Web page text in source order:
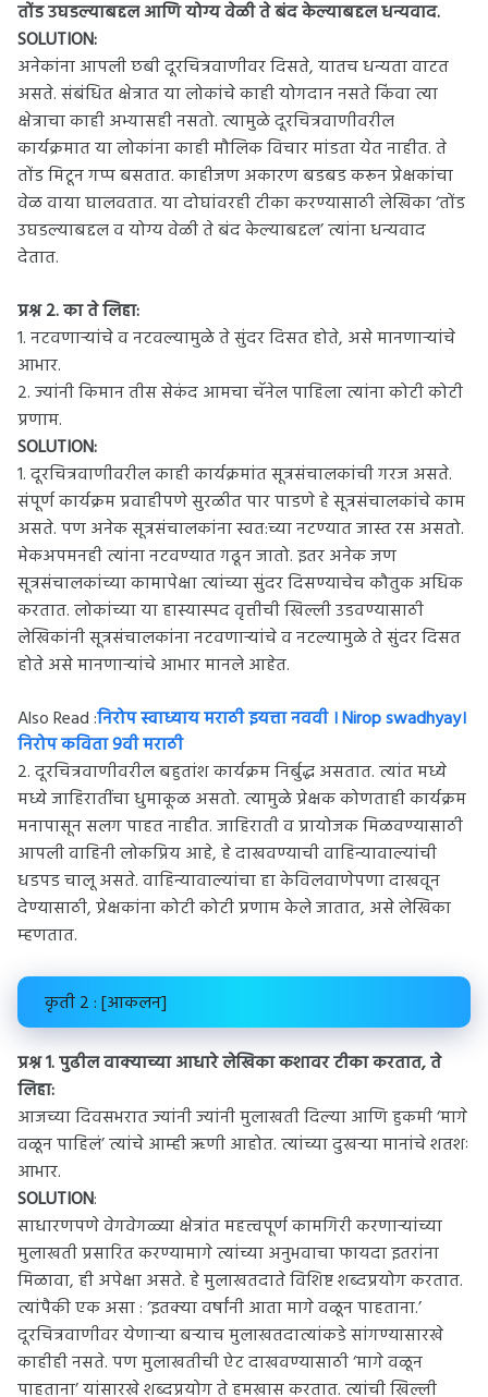
तोंड उघडल्याबद्दल आणि योग्य वेळी ते बंद केल्याबद्दल धन्यवाद.
SOLUTION:
अनेकांना आपली छबी दूरचित्रवाणीवर दिसते, यातच धन्यता वाटत
असते. संबंधित क्षेत्रात या लोकांचे काही योगदान नसते किंवा त्या
क्षेत्राचा काही अभ्यासही नसतो. त्यामुळे दूरचित्रवाणीवरील
कार्यक्रमात या लोकांना काही मौलिक विचार मांडता येत नाहीत. ते
तोंड मिटून गप्प बसतात. काहीजण अकारण बडबड करून प्रेक्षकांचा
वेळ वाया घालवतात. या दोघांवरही टीका करण्यासाठी लेखिका ‘तोंड
उघडल्याबद्दल व योग्य वेळी ते बंद केल्याबद्दल’ त्यांना धन्यवाद
देतात.
प्रश्न 2.का ते लिहा:
1. नटवणाऱ्यांचे व नटवल्यामुळे ते सुंदर दिसत होते, असे मानणाऱ्यांचे
आभार.
2. ज्यांनी किमान तीस सेकंद आमचा चॅनेल पाहिला त्यांना कोटी कोटी
प्रणाम.
SOLUTION:
1. दूरचित्रवाणीवरील काही कार्यक्रमांत सूत्रसंचालकांची गरज असते.
संपूर्ण कार्यक्रम प्रवाहीपणे सुरळीत पार पाडणे हे सूत्रसंचालकांचे काम
असते. पण अनेक सूत्रसंचालकांना स्वत:च्या नटण्यात जास्त रस असतो.
मेकअपमनही त्यांना नटवण्यात गढून जातो. इतर अनेक जण
सूत्रसंचालकांच्या कामापेक्षा त्यांच्या सुंदर दिसण्याचेच कौतुक अधिक
करतात. लोकांच्या या हास्यास्पद वृत्तीची खिल्ली उडवण्यासाठी
लेखिकांनी सूत्रसंचालकांना नटवणाऱ्यांचे व नटल्यामुळे ते सुंदर दिसत
होते असे मानणाऱ्यांचे आभार मानले आहेत.
Also Read :निरोप स्वाध्याय मराठी इयत्ता नववी । Nirop swadhyay।
निरोप कविता 9वी मराठी
2. दूरचित्रवाणीवरील बहुतांश कार्यक्रम निर्बुद्ध असतात. त्यांत मध्ये
मध्ये जाहिरातींचा धुमाकूळ असतो. त्यामुळे प्रेक्षक कोणताही कार्यक्रम
मनापासून सलग पाहत नाहीत. जाहिराती व प्रायोजक मिळवण्यासाठी
आपली वाहिनी लोकप्रिय आहे, हे दाखवण्याची वाहिन्यावाल्यांची
धडपड चालू असते. वाहिन्यावाल्यांचा हा केविलवाणेपणा दाखवून
देण्यासाठी, प्रेक्षकांना कोटी कोटी प्रणाम केले जातात, असे लेखिका
म्हणतात.
कृती 2 : [आकलन]
प्रश्न 1.पुढील वाक्याच्या आधारे लेखिका कशावर टीका करतात, ते
लिहा:
आजच्या दिवसभरात ज्यांनी ज्यांनी मुलाखती दिल्या आणि हुकमी ‘मागे
वळून पाहिलं’ त्यांचे आम्ही ऋणी आहोत. त्यांच्या दुखऱ्या मानांचे शतशः
आभार.
SOLUTION:
साधारणपणे वेगवेगळ्या क्षेत्रांत महत्त्वपूर्ण कामगिरी करणाऱ्यांच्या
मुलाखती प्रसारित करण्यामागे त्यांच्या अनुभवाचा फायदा इतरांना
मिळावा, ही अपेक्षा असते. हे मुलाखतदाते विशिष्ट शब्दप्रयोग करतात.
त्यांपैकी एक असा : ‘इतक्या वर्षांनी आता मागे वळून पाहताना.’
दूरचित्रवाणीवर येणाऱ्या बऱ्याच मुलाखतदात्यांकडे सांगण्यासारखे
काहीही नसते. पण मुलाखतीची ऐट दाखवण्यासाठी ‘मागे वळून
पाहताना’ यांसारखे शब्दप्रयोग ते हमखास करतात. त्यांची खिल्ली